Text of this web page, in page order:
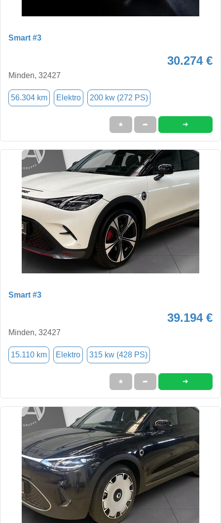
Smart #3
30.274 €
Minden, 32427
56.304 km Elektro 200 kw (272 PS)
★ ➦ ➜
Smart #3
39.194 €
Minden, 32427
15.110 km Elektro 315 kw (428 PS)
★ ➦ ➜